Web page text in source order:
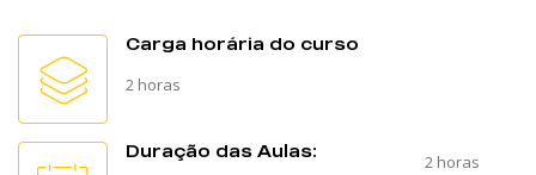
Carga horária do curso
2 horas
Duração das Aulas:
2 horas